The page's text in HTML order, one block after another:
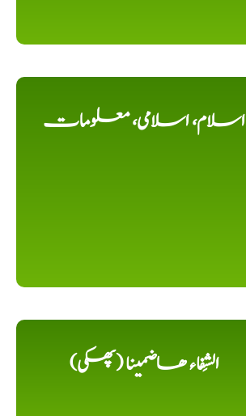
اسلام، اسلامی، معلومات
الشِفاء ھاضمینا (پھکی)